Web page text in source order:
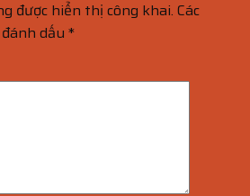
được hiển thị công khai. Các
dấu *